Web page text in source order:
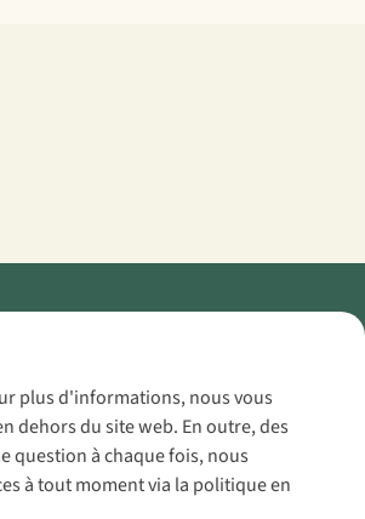
plus d'informations, nous vous
dehors du site web. En outre, des
question à chaque fois, nous
à tout moment via la politique en